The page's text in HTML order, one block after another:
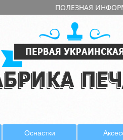
ПОЛЕЗНАЯ
Оснастки